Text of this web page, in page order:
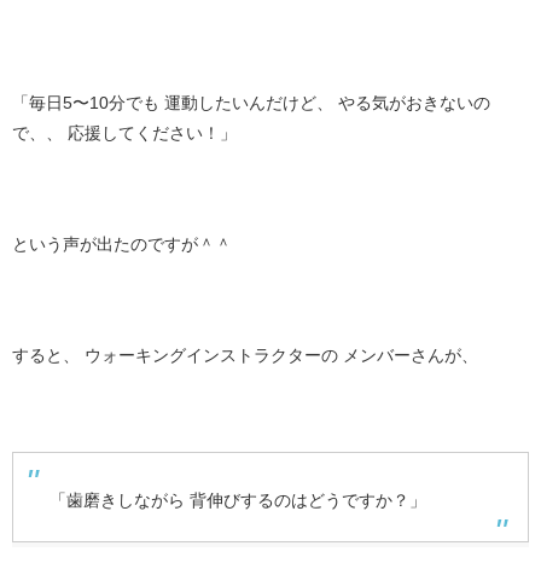
「毎日5〜10分でも 運動したいんだけど、 やる気がおきないの
で、、 応援してください！」
という声が出たのですが＾＾
すると、 ウォーキングインストラクターの メンバーさんが、
「歯磨きしながら 背伸びするのはどうですか？」